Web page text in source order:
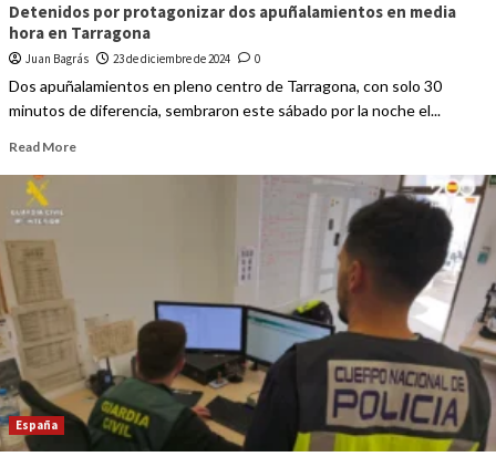
Detenidos por protagonizar dos apuñalamientos en media
hora en Tarragona
Juan Bagrás 23 de diciembre de 2024 0
Dos apuñalamientos en pleno centro de Tarragona, con solo 30
minutos de diferencia, sembraron este sábado por la noche el...
Read More
España